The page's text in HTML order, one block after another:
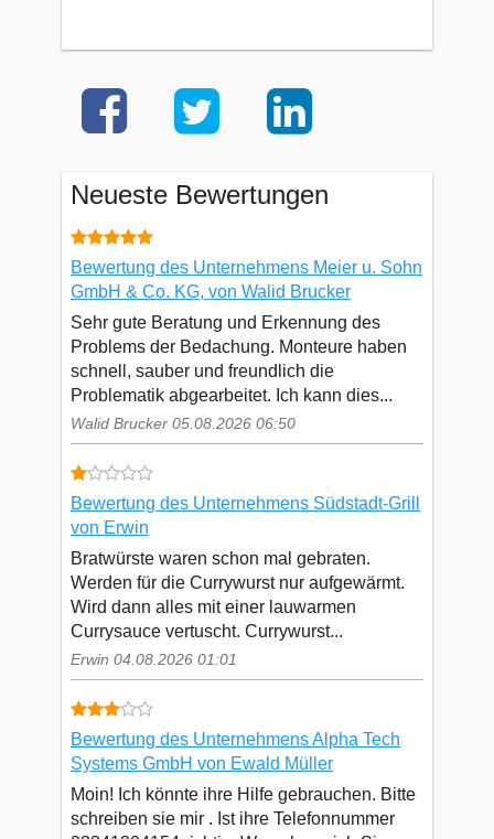
Neueste Bewertungen
Bewertung des Unternehmens Meier u. Sohn
GmbH & Co. KG, von Walid Brucker
Sehr gute Beratung und Erkennung des
Problems der Bedachung. Monteure haben
schnell, sauber und freundlich die
Problematik abgearbeitet. Ich kann dies...
Walid Brucker 05.08.2026 06:50
Bewertung des Unternehmens Südstadt-Grill
von Erwin
Bratwürste waren schon mal gebraten.
Werden für die Currywurst nur aufgewärmt.
Wird dann alles mit einer lauwarmen
Currysauce vertuscht. Currywurst...
Erwin 04.08.2026 01:01
Bewertung des Unternehmens Alpha Tech
Systems GmbH von Ewald Müller
Moin! Ich könnte ihre Hilfe gebrauchen. Bitte
schreiben sie mir . Ist ihre Telefonnummer